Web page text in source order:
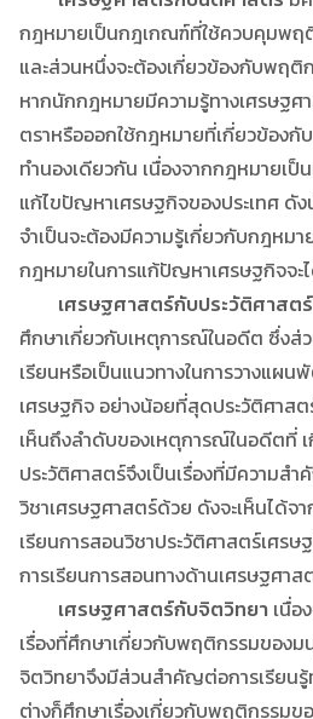
กฎหมายเป็นกฎเกณฑ์ที่ใช้ควบคุมพฤ
และส่วนหนึ่งจะต้องเกี่ยวข้องกับพฤติ
หากนักกฎหมายมีความรู้ทางเศรษฐ
ตราหรือออกใช้กฎหมายที่เกี่ยวข้องกั
ทำนองเดียวกัน เนื่องจากกฎหมายเป็
แก้ไขปัญหาเศรษฐกิจของประเทศ ดั
จำเป็นจะต้องมีความรู้เกี่ยวกับกฎหม
กฎหมายในการแก้ปัญหาเศรษฐกิจจะ
เศรษฐศาสตร์กับประวัติศาสตร์
ศึกษาเกี่ยวกับเหตุการณ์ในอดีต ซึ่งส่
เรียนหรือเป็นแนวทางในการวางแผ
เศรษฐกิจ อย่างน้อยที่สุดประวัติศาสต
เห็นถึงลำดับของเหตุการณ์ในอดีตที่
ประวัติศาสตร์จึงเป็นเรื่องที่มีความส
วิชาเศรษฐศาสตร์ด้วย ดังจะเห็นได้จ
เรียนการสอนวิชาประวัติศาสตร์เศร
การเรียนการสอนทางด้านเศรษฐศา
เศรษฐศาสตร์กับจิตวิทยา เนื่อ
เรื่องที่ศึกษาเกี่ยวกับพฤติกรรมของ
จิตวิทยาจึงมีส่วนสำคัญต่อการเรียนรู้
ต่างก็ศึกษาเรื่องเกี่ยวกับพฤติกรรมข